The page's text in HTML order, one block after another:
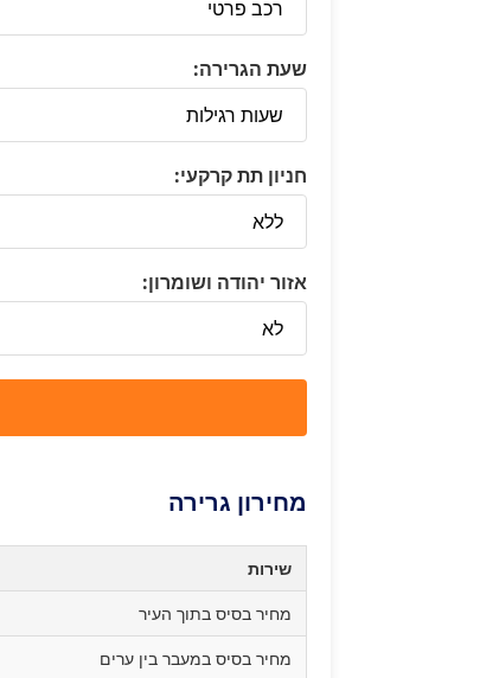
שעת הגרירה:
חניון תת קרקעי:
אזור יהודה ושומרון:
מחירון גרירה
שירות
מחיר בסיס בתוך העיר
מחיר בסיס במעבר בין ערים